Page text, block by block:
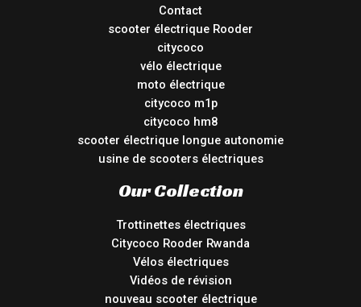
Contact
scooter électrique Rooder
citycoco
vélo électrique
moto électrique
citycoco m1p
citycoco hm8
scooter électrique longue autonomie
usine de scooters électriques
Our Collection
Trottinettes électriques
Citycoco Rooder Rwanda
Vélos électriques
Vidéos de révision
nouveau scooter électrique